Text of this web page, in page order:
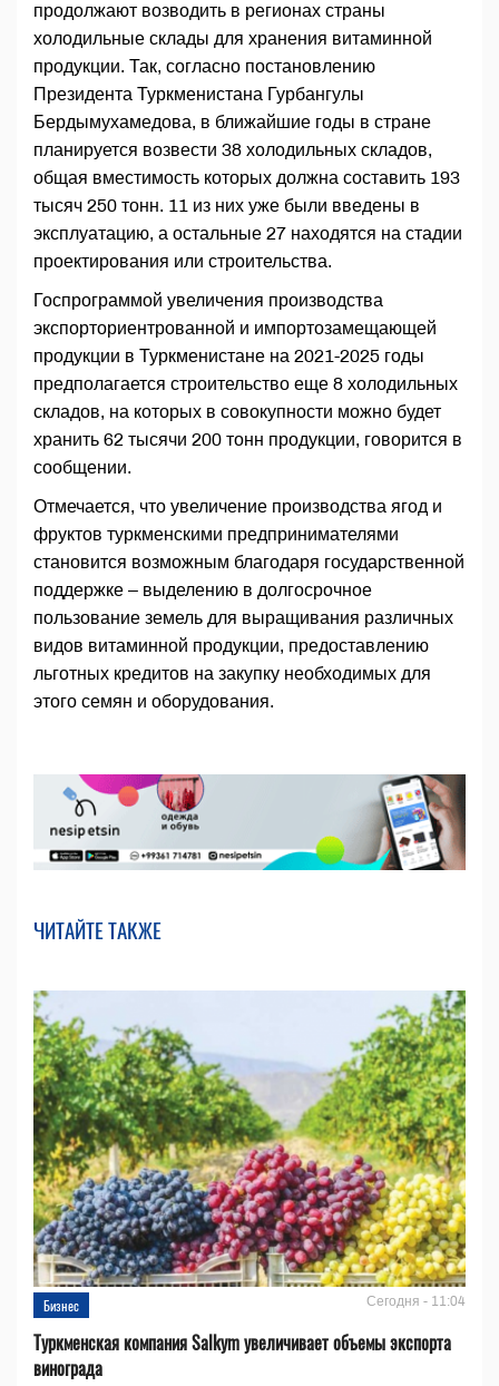
продолжают возводить в регионах страны
холодильные склады для хранения витаминной
продукции. Так, согласно постановлению
Президента Туркменистана Гурбангулы
Бердымухамедова, в ближайшие годы в стране
планируется возвести 38 холодильных складов,
общая вместимость которых должна составить 193
тысяч 250 тонн. 11 из них уже были введены в
эксплуатацию, а остальные 27 находятся на стадии
проектирования или строительства.
Госпрограммой увеличения производства
экспорториентрованной и импортозамещающей
продукции в Туркменистане на 2021-2025 годы
предполагается строительство еще 8 холодильных
складов, на которых в совокупности можно будет
хранить 62 тысячи 200 тонн продукции, говорится в
сообщении.
Отмечается, что увеличение производства ягод и
фруктов туркменскими предпринимателями
становится возможным благодаря государственной
поддержке – выделению в долгосрочное
пользование земель для выращивания различных
видов витаминной продукции, предоставлению
льготных кредитов на закупку необходимых для
этого семян и оборудования.
ЧИТАЙТЕ ТАКЖЕ
Бизнес Сегодня - 11:04
Туркменская компания Salkym увеличивает объемы экспорта
винограда